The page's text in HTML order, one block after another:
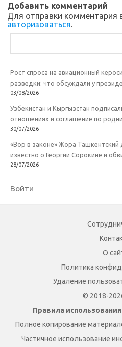
i
Добавить комментарий
Для отправки комментария
авторизоваться
Рост спроса на авиационный
разведки: что обсуждали у
03/08/2026
Узбекистан и Кыргызстан
отношениях и соглашение по
30/07/2026
«Вор в законе» Жора Ташкентский
известно о Георгии Сорокине и
28/07/2026
Войти
О
Политика
Удаление
© 2018-
Правила
Полное копирование
Частичное использование